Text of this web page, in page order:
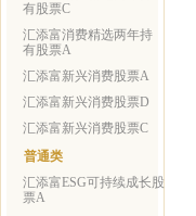
有股票C
汇添富消费精选两年持
有股票A
汇添富新兴消费股票A
汇添富新兴消费股票D
汇添富新兴消费股票C
普通类
汇添富ESG可持续成长股
票A